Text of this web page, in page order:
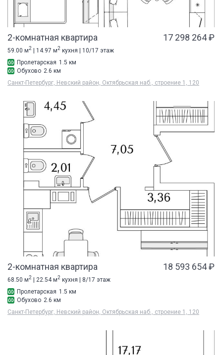
2-комнатная квартира 17 298 264 ₽
59.00 м2 | 14.97 м2 кухня | 10/17 этаж
Пролетарская 1.5 км
Обухово 2.6 км
Санкт-Петербург, Невский район, Октябрьская наб., строение 1, 120
2-комнатная квартира 18 593 654 ₽
68.50 м2 | 22.54 м2 кухня | 8/17 этаж
Пролетарская 1.5 км
Обухово 2.6 км
Санкт-Петербург, Невский район, Октябрьская наб., строение 1, 120